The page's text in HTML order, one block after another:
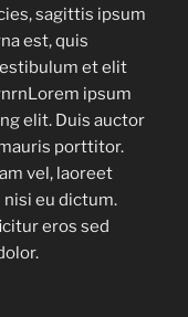
sagittis ipsum
est, quis
et elit
ipsum
elit. Duis auctor
porttitor.
vel, laoreet
eu dictum.
eros sed